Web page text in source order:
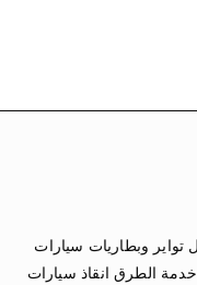
خدمة المساعدة على الطريق 50805535 خدمة الطرق انقاذ سيارات